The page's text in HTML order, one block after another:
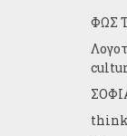
ΦΩΣ